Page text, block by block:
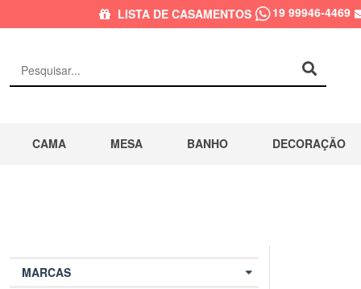
LISTA DE CASAMENTOS 19 99946-4469
CAMA MESA BANHO DECORAÇÃO
MARCAS